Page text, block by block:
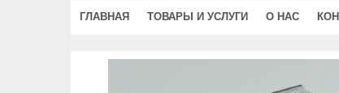
ГЛАВНАЯ ТОВАРЫ И УСЛУГИ О НАС